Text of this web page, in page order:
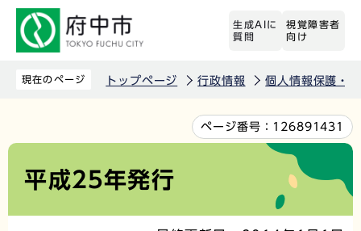
先
す
生成AIに
質問
視覚障害者
向け
現在のページ トップページ 行政情報 個人情報保護・
文
か
ページ番号： 126891431
平成25年発行